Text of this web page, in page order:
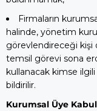
Firmaların
halinde, yönetim
görevlendireceği kişi
temsil görevi sona
kullanacak kimse
bildirilir.
Kurumsal Üye